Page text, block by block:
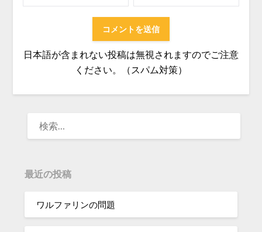
日本語が含まれない投稿は無視されますのでご注意
ください。（スパム対策）
最近の投稿
ワルファリンの問題